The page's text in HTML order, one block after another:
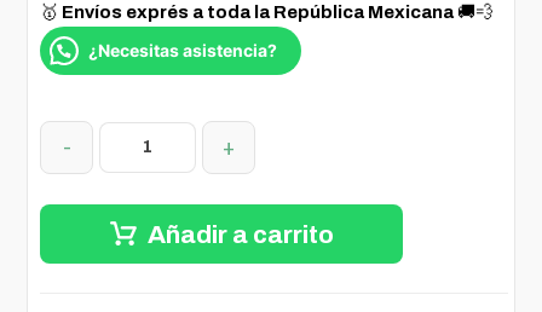
🥇 Envíos exprés a toda la República Mexicana 🚚💨
¿Necesitas asistencia?
- +
Añadir a carrito